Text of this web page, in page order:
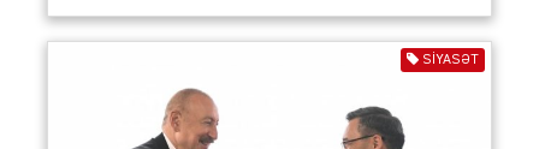
SIYASƏT